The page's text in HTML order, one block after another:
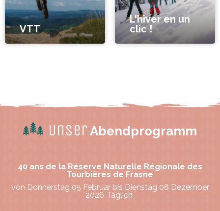
VTT
L'hiver en un
clic !
Unser Abendprogramm
40 ans de la Réserve Naturelle Régionale des
Tourbières de Frasne
von Donnerstag 05 Februar bis Dienstag 08 Dezember
2026 Täglich